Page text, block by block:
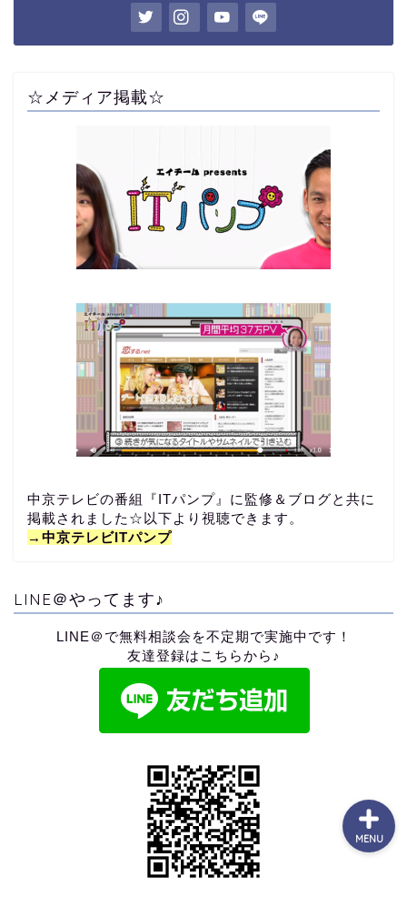
☆メディア掲載☆
中京テレビの番組『ITパンプ』に監修＆ブログと共に
掲載されました☆以下より視聴できます。
→中京テレビITパンプ
LINE＠やってます♪
LINE＠で無料相談会を不定期で実施中です！
友達登録はこちらから♪
MENU
コンサル生実績♪
コンサルと独自教材につい